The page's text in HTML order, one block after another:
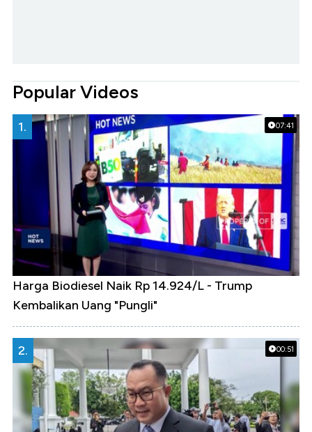
Popular Videos
07:41
1.
Harga Biodiesel Naik Rp 14.924/L - Trump
Kembalikan Uang "Pungli"
00:51
2.